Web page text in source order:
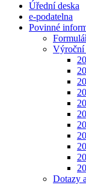
Úřední deska
e-podatelna
Povinné
Výroční
Dotazy